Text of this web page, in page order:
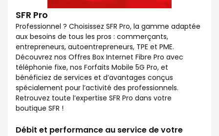
SFR Pro
Professionnel ? Choisissez SFR Pro, la gamme adaptée
aux besoins de tous les pros : commerçants,
entrepreneurs, autoentrepreneurs, TPE et PME.
Découvrez nos Offres Box Internet Fibre Pro avec
téléphonie fixe, nos Forfaits Mobile 5G Pro, et
bénéficiez de services et d’avantages conçus
spécialement pour l’activité des professionnels.
Retrouvez toute l’expertise SFR Pro dans votre
boutique SFR !
Débit et performance au service de votre